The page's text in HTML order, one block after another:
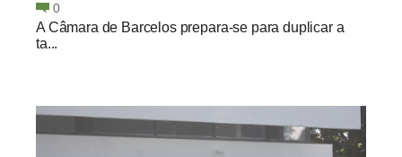
0
A Câmara de Barcelos prepara-se para duplicar a
ta...